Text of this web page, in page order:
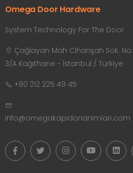
Omega Door Hardware
System Technology For The Door
Çağlayan Mah Cihanşah Sok. No:
3/A Kağıthane - İstanbul / Türkiye
+90 212 225 49 45
info@omegakapidonanimlari.com